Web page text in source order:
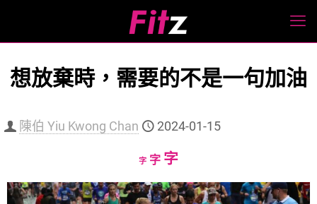
想放棄時，需要的不是一句加油
陳伯 Yiu Kwong Chan 2024-01-15
字Decrease
size.
字Reset
size.
字Increase
size.